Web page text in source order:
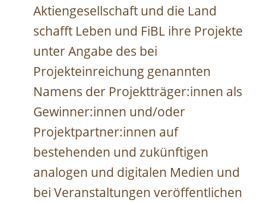
Aktiengesellschaft und die Land
schafft Leben und FiBL ihre Projekte
unter Angabe des bei
Projekteinreichung genannten
Namens der Projektträger:innen als
Gewinner:innen und/oder
Projektpartner:innen auf
bestehenden und zukünftigen
analogen und digitalen Medien und
bei Veranstaltungen veröffentlichen